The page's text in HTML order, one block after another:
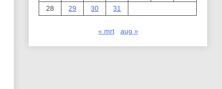
28
29 30 31
« mrt aug »